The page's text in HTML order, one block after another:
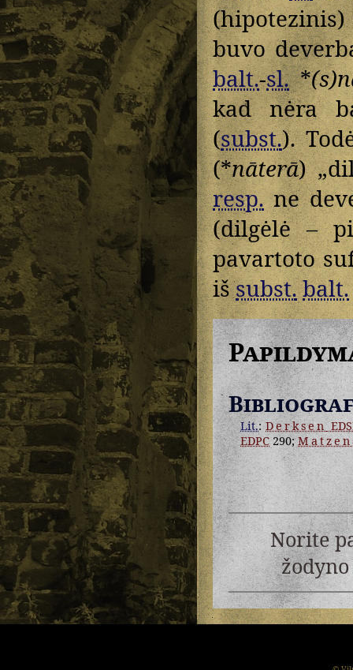
buvo
balt.-sl.*
kad nėra
(subst.).
(*nāterā)
resp.ne
(dilgėlė –
pavartoto
išsubst.balt.
Lit.:Derksen
EDPC290;
Norite